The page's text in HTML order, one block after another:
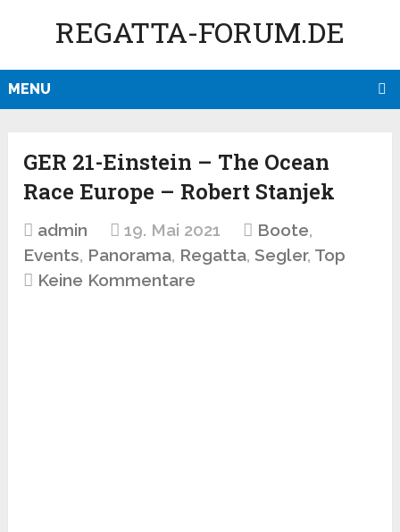
REGATTA-FORUM.DE
MENU
GER 21-Einstein – The Ocean
Race Europe – Robert Stanjek
admin 19. Mai 2021 Boote,
Events, Panorama, Regatta,Segler, Top
Keine Kommentare